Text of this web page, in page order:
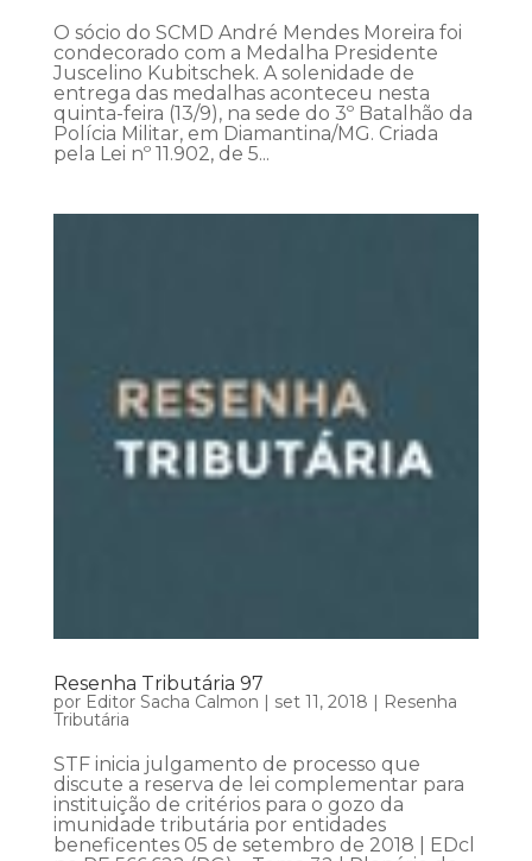
O sócio do SCMD André Mendes Moreira foi
condecorado com a Medalha Presidente
Juscelino Kubitschek. A solenidade de
entrega das medalhas aconteceu nesta
quinta-feira (13/9), na sede do 3º Batalhão da
Polícia Militar, em Diamantina/MG. Criada
pela Lei nº 11.902, de 5...
Resenha Tributária 97
por Editor Sacha Calmon | set 11, 2018 | Resenha
Tributária
STF inicia julgamento de processo que
discute a reserva de lei complementar para
instituição de critérios para o gozo da
imunidade tributária por entidades
beneficentes 05 de setembro de 2018 | EDcl